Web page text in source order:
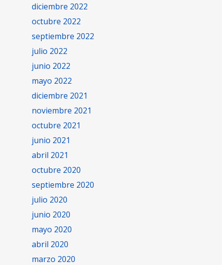
diciembre 2022
octubre 2022
septiembre 2022
julio 2022
junio 2022
mayo 2022
diciembre 2021
noviembre 2021
octubre 2021
junio 2021
abril 2021
octubre 2020
septiembre 2020
julio 2020
junio 2020
mayo 2020
abril 2020
marzo 2020